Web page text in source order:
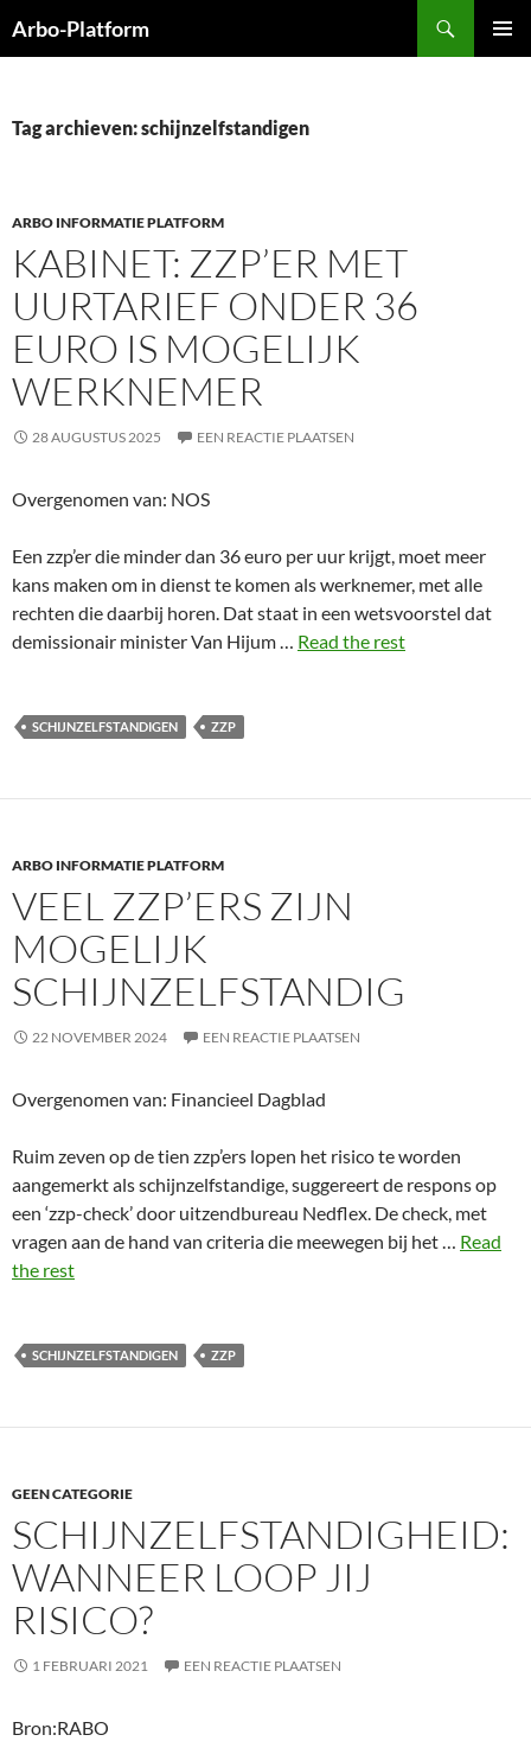
naar
Arbo-Platform
Tag archieven: schijnzelfstandigen
ARBO INFORMATIE PLATFORM
KABINET: ZZP’ER MET
UURTARIEF ONDER 36
EURO IS MOGELIJK
WERKNEMER
28 AUGUSTUS 2025 EEN REACTIE PLAATSEN
Overgenomen van: NOS
Een zzp’er die minder dan 36 euro per uur krijgt, moet meer
kans maken om in dienst te komen als werknemer, met alle
rechten die daarbij horen. Dat staat in een wetsvoorstel dat
demissionair minister Van Hijum … Read the rest
SCHIJNZELFSTANDIGEN ZZP
ARBO INFORMATIE PLATFORM
VEEL ZZP’ERS ZIJN
MOGELIJK
SCHIJNZELFSTANDIG
22 NOVEMBER 2024 EEN REACTIE PLAATSEN
Overgenomen van: Financieel Dagblad
Ruim zeven op de tien zzp’ers lopen het risico te worden
aangemerkt als schijnzelfstandige, suggereert de respons op
een ‘zzp-check’ door uitzendbureau Nedflex. De check, met
vragen aan de hand van criteria die meewegen bij het … Read
the rest
SCHIJNZELFSTANDIGEN ZZP
GEEN CATEGORIE
SCHIJNZELFSTANDIGHEID:
WANNEER LOOP JIJ
RISICO?
1 FEBRUARI 2021 EEN REACTIE PLAATSEN
Bron:RABO